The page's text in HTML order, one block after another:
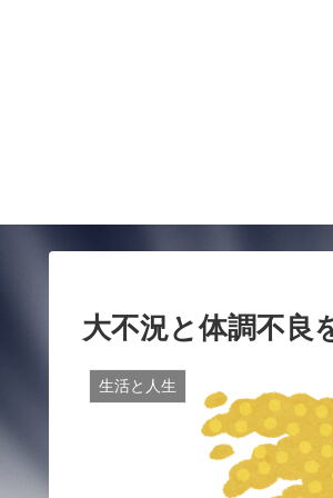
大不況と体調不良
生活と人生